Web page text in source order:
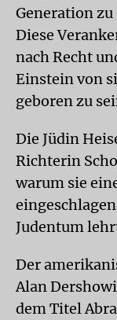
Generation
Diese
nach Recht
Einstein von
geboren zu
Die Jüdin
Richterin
warum sie
Judentum
Der
Alan
dem Titel